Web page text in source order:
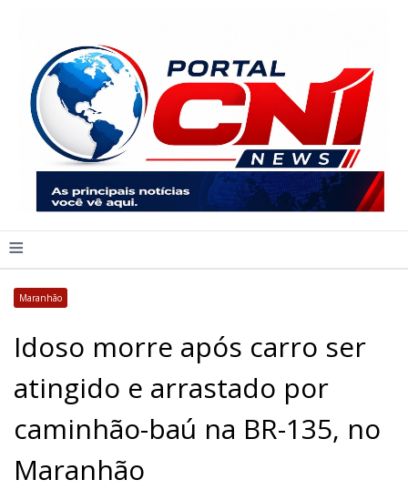
≡
Maranhão
Idoso morre após carro ser
atingido e arrastado por
caminhão-baú na BR-135, no
Maranhão